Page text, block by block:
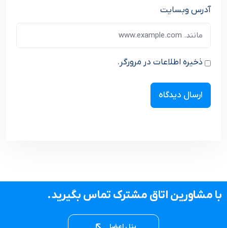
آدرس وبسایت
ذخیره اطلاعات در مرورگر.
با مشاورین اتاق مشترک تماس بگیرید.